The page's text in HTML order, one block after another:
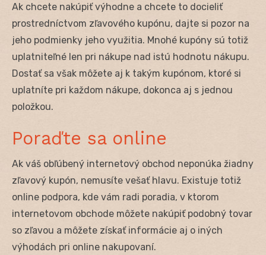
Ak chcete nakúpiť výhodne a chcete to docieliť
prostredníctvom zľavového kupónu, dajte si pozor na
jeho podmienky jeho využitia. Mnohé kupóny sú totiž
uplatniteľné len pri nákupe nad istú hodnotu nákupu.
Dostať sa však môžete aj k takým kupónom, ktoré si
uplatníte pri každom nákupe, dokonca aj s jednou
položkou.
Poraďte sa online
Ak váš obľúbený internetový obchod neponúka žiadny
zľavový kupón, nemusíte vešať hlavu. Existuje totiž
online podpora, kde vám radi poradia, v ktorom
internetovom obchode môžete nakúpiť podobný tovar
so zľavou a môžete získať informácie aj o iných
výhodách pri online nakupovaní.